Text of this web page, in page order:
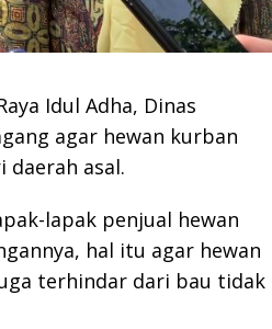
Idul Adha, Dinas
agar hewan kurban
asal.
lapak penjual hewan
hal itu agar hewan
terhindar dari bau tidak